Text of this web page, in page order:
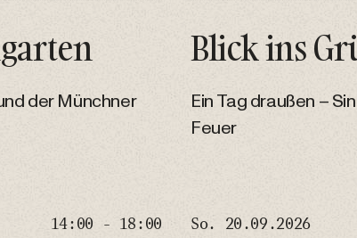
der Münchner
14:00 - 18:00
Blick ins
Ein Tag draußen –
Feuer
So. 20.09.2026